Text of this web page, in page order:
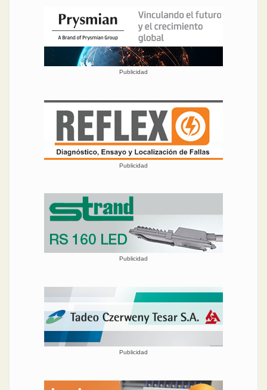
Publicidad
Publicidad
Publicidad
Publicidad